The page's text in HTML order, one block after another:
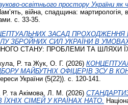
освітнього простору України як
війна, спадщина: мартирологія,
с. 33-35.
ЗАСАД ПРОХОДЖЕННЯ
ЗБРОЙНИХ СИЛ УКРАЇНИ В
СТАНУ: ПРОБЛЕМИ ТА ШЛЯХИ ЇХ
Р. та Жук, О. Г. (2026)
МАЙБУТНІХ ОФІЦЕРІВ ЗСУ В
України (5(22)). с. 120-141.
та Акімова, Л. М. (2026)
СІМЕЙ У КРАЇНАХ НАТО.